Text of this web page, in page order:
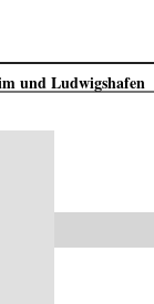
und Ludwigshafen